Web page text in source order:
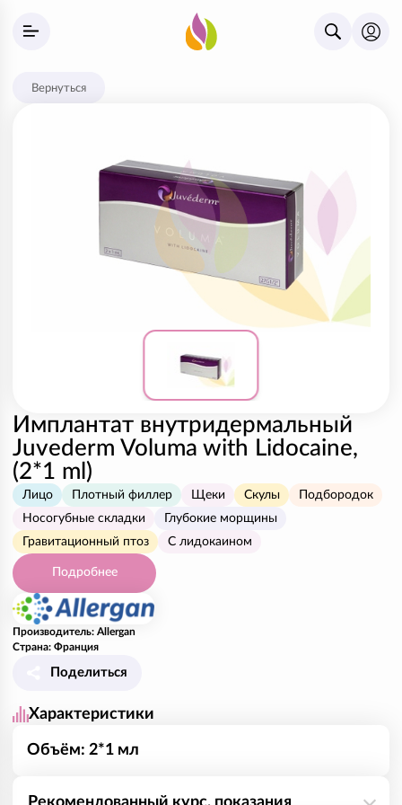
Вернуться
Имплантат внутридермальный
Juvederm Voluma with Lidocaine,
(2*1 ml)
Лицо Плотный филлер Щеки Скулы
Подбородок
Носогубные складки
Глубокие морщины
Гравитационный птоз
С лидокаином
Подробнее
Производитель: Allergan
Страна: Франция
Поделиться
Характеристики
Объём: 2*1 мл